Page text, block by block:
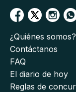
¿Quiénes somos?
Contáctanos
FAQ
El diario de hoy
Reglas de